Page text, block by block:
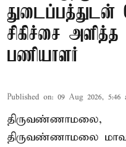
துடைப்பத்துடன்
சிகிச்சை
பணியாளர்
Published on: 09 Aug 2026, 5:46
திருவண்ணாமலை,
திருவண்ணாமலை